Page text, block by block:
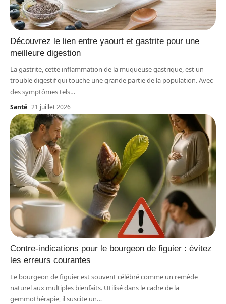
Découvrez le lien entre yaourt et gastrite pour une
meilleure digestion
La gastrite, cette inflammation de la muqueuse gastrique, est un
trouble digestif qui touche une grande partie de la population. Avec
des symptômes tels…
Santé 21 juillet 2026
Contre-indications pour le bourgeon de figuier : évitez
les erreurs courantes
Le bourgeon de figuier est souvent célébré comme un remède
naturel aux multiples bienfaits. Utilisé dans le cadre de la
gemmothérapie, il suscite un…